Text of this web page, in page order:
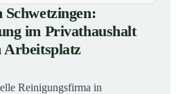
Gründliche
und Sauberkeit am
in Schwetzingen
im Privathaushalt
Arbeitsplatz
Reinigungsfirma in